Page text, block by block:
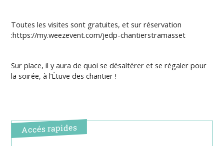
Toutes les visites sont gratuites, et sur réservation
:https://my.weezevent.com/jedp-chantierstramasset
Sur place, il y aura de quoi se désaltérer et se régaler pour
la soirée, à l’Étuve des chantier !
Accés rapides